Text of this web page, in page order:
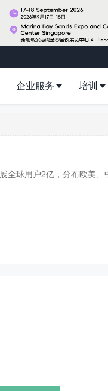
企业服务 培训
球用户2亿，分布欧美